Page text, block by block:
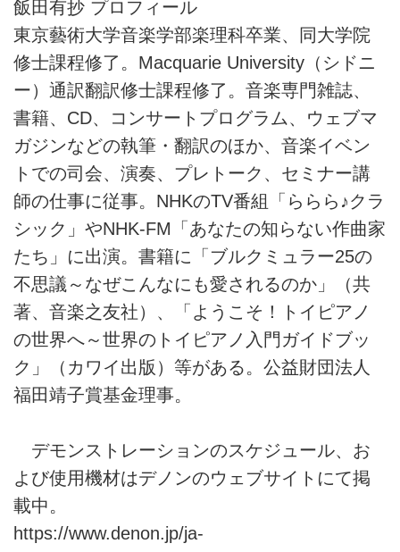
飯田有抄 プロフィール
東京藝術大学音楽学部楽理科卒業、同大学院
修士課程修了。Macquarie University（シドニ
ー）通訳翻訳修士課程修了。音楽専門雑誌、
書籍、CD、コンサートプログラム、ウェブマ
ガジンなどの執筆・翻訳のほか、音楽イベン
トでの司会、演奏、プレトーク、セミナー講
師の仕事に従事。NHKのTV番組「ららら♪クラ
シック」やNHK-FM「あなたの知らない作曲家
たち」に出演。書籍に「ブルクミュラー25の
不思議～なぜこんなにも愛されるのか」（共
著、音楽之友社）、「ようこそ！トイピアノ
の世界へ～世界のトイピアノ入門ガイドブッ
ク」（カワイ出版）等がある。公益財団法人
福田靖子賞基金理事。
デモンストレーションのスケジュール、お
よび使用機材はデノンのウェブサイトにて掲
載中。
https://www.denon.jp/ja-